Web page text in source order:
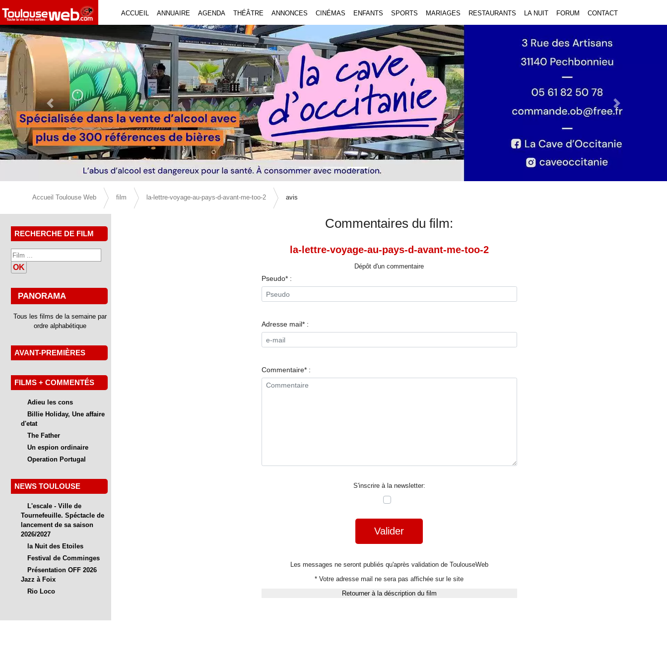
ACCUEIL ANNUAIRE AGENDA THÉÂTRE ANNONCES CINÉMAS ENFANTS SPORTS MARIAGES RESTAURANTS LA NUIT FORUM CONTACT
Previous Slide Next Slide
Accueil Toulouse Web film la-lettre-voyage-au-pays-d-avant-me-too-2 avis
RECHERCHE DE FILM
OK
PANORAMA
Tous les films de la semaine par
ordre alphabétique
AVANT-PREMIÈRES
FILMS + COMMENTÉS
Adieu les cons
Billie Holiday, Une affaire
d'etat
The Father
Un espion ordinaire
Operation Portugal
NEWS TOULOUSE
L'escale - Ville de
Tournefeuille. Spéctacle de
lancement de sa saison
2026/2027
la Nuit des Etoiles
Festival de Comminges
Présentation OFF 2026
Jazz à Foix
Rio Loco
Commentaires du film:
la-lettre-voyage-au-pays-d-avant-me-too-2
Dépôt d'un commentaire
Pseudo* :
Adresse mail* :
Commentaire* :
S'inscrire à la newsletter:
Valider
Les messages ne seront publiés qu'après validation de ToulouseWeb
* Votre adresse mail ne sera pas affichée sur le site
Retourner à la déscription du film